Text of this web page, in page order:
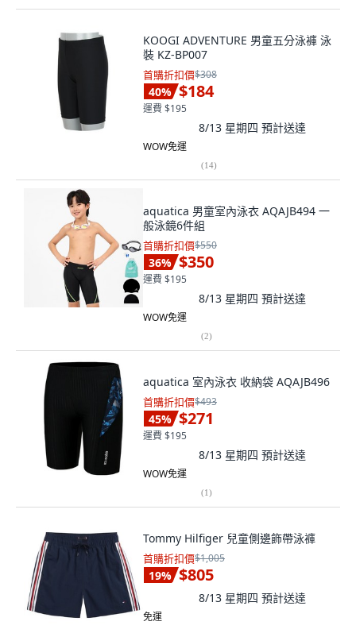
KOOGI ADVENTURE 男童五分泳褲 泳
裝 KZ-BP007
首購折扣價$308
40% $184
運費 $195
8/13 星期四 預計送達
WOW免運
(14)
aquatica 男童室內泳衣 AQAJB494 一
般泳鏡6件組
首購折扣價$550
36% $350
運費 $195
8/13 星期四 預計送達
WOW免運
(2)
aquatica 室內泳衣 收納袋 AQAJB496
首購折扣價$493
45% $271
運費 $195
8/13 星期四 預計送達
WOW免運
(1)
Tommy Hilfiger 兒童側邊飾帶泳褲
首購折扣價$1,005
19% $805
8/13 星期四 預計送達
免運